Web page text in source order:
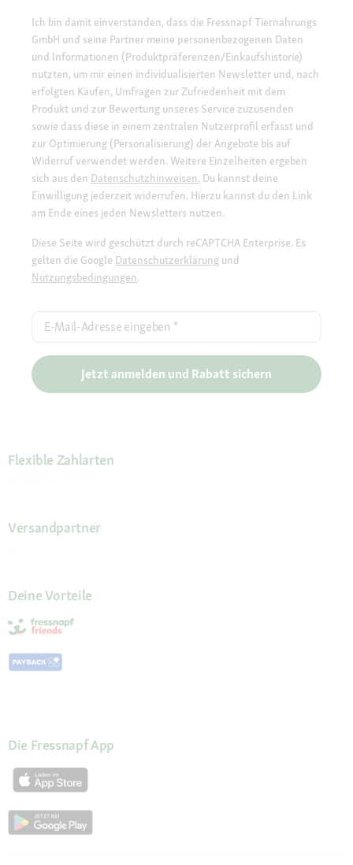
Ich bin damit einverstanden, dass die Fressnapf Tiernahrungs
GmbH und seine Partner meine personenbezogenen Daten
und Informationen (Produktpräferenzen/Einkaufshistorie)
nutzten, um mir einen individualisierten Newsletter und, nach
erfolgten Käufen, Umfragen zur Zufriedenheit mit dem
Produkt und zur Bewertung unseres Service zuzusenden
sowie dass diese in einem zentralen Nutzerprofil erfasst und
zur Optimierung (Personalisierung) der Angebote bis auf
Widerruf verwendet werden. Weitere Einzelheiten ergeben
sich aus den Datenschutzhinweisen. Du kannst deine
Einwilligung jederzeit widerrufen. Hierzu kannst du den Link
am Ende eines jeden Newsletters nutzen.
Diese Seite wird geschützt durch reCAPTCHA Enterprise. Es
gelten die Google Datenschutzerklärung und
Nutzungsbedingungen.
E-Mail-Adresse eingeben *
Jetzt anmelden und Rabatt sichern
Flexible Zahlarten
Versandpartner
Deine Vorteile
Die Fressnapf App